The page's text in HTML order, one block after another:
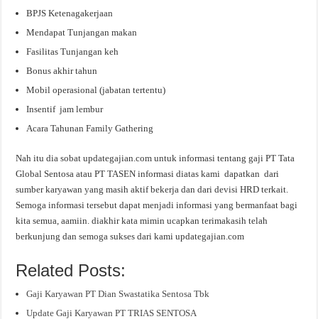
BPJS Ketenagakerjaan
Mendapat Tunjangan makan
Fasilitas Tunjangan keh
Bonus akhir tahun
Mobil operasional (jabatan tertentu)
Insentif jam lembur
Acara Tahunan Family Gathering
Nah itu dia sobat updategajian.com untuk informasi tentang gaji PT Tata
Global Sentosa atau PT TASEN informasi diatas kami dapatkan dari
sumber karyawan yang masih aktif bekerja dan dari devisi HRD terkait.
Semoga informasi tersebut dapat menjadi informasi yang bermanfaat bagi
kita semua, aamiin. diakhir kata mimin ucapkan terimakasih telah
berkunjung dan semoga sukses dari kami updategajian.com
Related Posts:
Gaji Karyawan PT Dian Swastatika Sentosa Tbk
Update Gaji Karyawan PT TRIAS SENTOSA